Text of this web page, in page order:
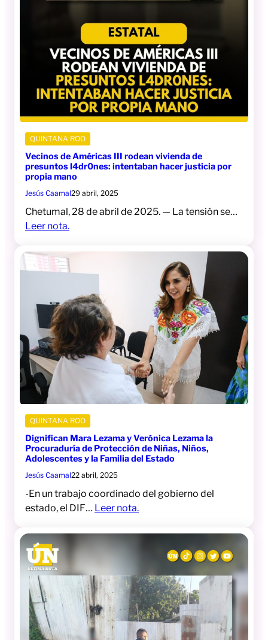
QUINTANA ROO
Vecinos de Américas III rodean vivienda de
presuntos l4dr0nes: intentaban hacer justicia por
propia mano
Jesús Caamal29 abril, 2025
Chetumal, 28 de abril de 2025. — La tensión se…
Leer nota.
QUINTANA ROO
Dignifican Mara Lezama y Verónica Lezama la
Procuraduría de Protección de Niñas, Niños,
Adolescentes y la Familia del Estado
Jesús Caamal22 abril, 2025
-En un trabajo coordinado del gobierno del
estado, el DIF… Leer nota.